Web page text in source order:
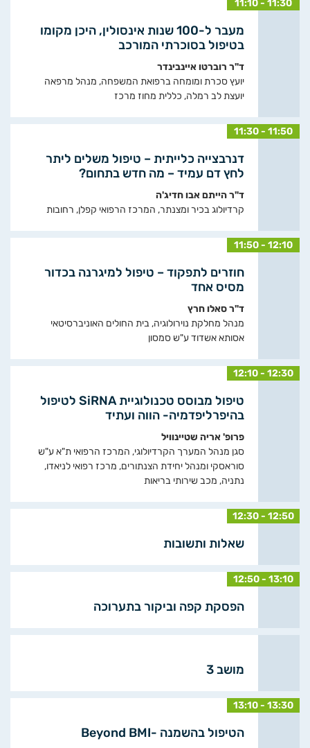
11:10 - 11:30
מעבר ל-100 שנות אינסולין, היכן מקומו
בטיפול בסוכרתי המורכב
ד"ר רוברטו איינבינדר
יועץ סכרת ומומחה ברפואת המשפחה, מנהל מרפאה
יועצת לב רמלה, כללית מחוז מרכז
11:30 - 11:50
דנרבצייה כלייתית – טיפול משלים ליתר
לחץ דם עמיד – מה חדש בתחום?
ד"ר הייתם אבו חדיג'ה
קרדיולוג בכיר ומצנתר, המרכז הרפואי קפלן, רחובות
11:50 - 12:10
חוזרים לתפקוד – טיפול למיגרנה בכדור
מסיס אחד
ד"ר סאלו חרץ
מנהל מחלקת נוירולוגיה, בית החולים האוניברסיטאי
אסותא אשדוד ע"ש סמסון
12:10 - 12:30
טיפול מבוסס טכנולוגיית SiRNA לטיפול
בהיפרליפדמיה- הווה ועתיד
פרופ' אריה שטיינוויל
סגן מנהל המערך הקרדיולוגי, המרכז הרפואי ת"א ע"ש
סוראסקי ומנהל יחידת הצנתורים, מרכז רפואי לניאדו,
נתניה, מכב שירותי בריאות
12:30 - 12:50
שאלות ותשובות
12:50 - 13:10
הפסקת קפה וביקור בתערוכה
מושב 3
13:10 - 13:30
הטיפול בהשמנה -Beyond BMI